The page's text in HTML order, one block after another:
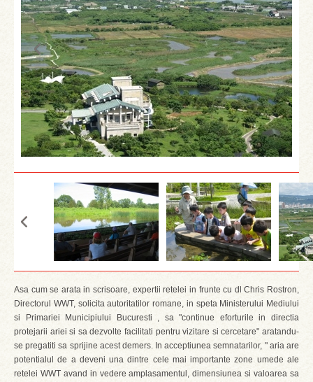
Asa cum se arata in scrisoare, expertii retelei in frunte cu dl Chris Rostron,
Directorul WWT, solicita autoritatilor romane, in speta Ministerului Mediului
si Primariei Municipiului Bucuresti , sa "continue eforturile in directia
protejarii ariei si sa dezvolte facilitati pentru vizitare si cercetare" aratandu-
se pregatiti sa sprijine acest demers. In acceptiunea semnatarilor, " aria are
potentialul de a deveni una dintre cele mai importante zone umede ale
retelei WWT avand in vedere amplasamentul, dimensiunea si valoarea sa